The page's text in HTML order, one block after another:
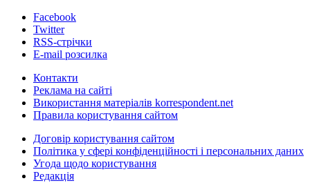
Facebook
Twitter
RSS-стрічки
E-mail розсилка
Контакти
Реклама на сайті
Використання матеріалів korrespondent.net
Правила користування сайтом
Договір користування сайтом
Політика у сфері конфіденційності і персональних даних
Угода щодо користування
Редакція